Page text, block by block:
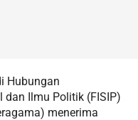
Hubungan
dan Ilmu Politik (FISIP)
menerima